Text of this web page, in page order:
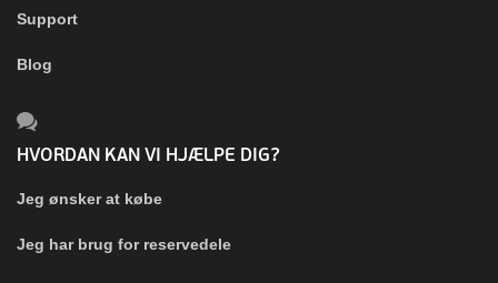
Support
Blog
HVORDAN KAN VI HJÆLPE DIG?
Jeg ønsker at købe
Jeg har brug for reservedele